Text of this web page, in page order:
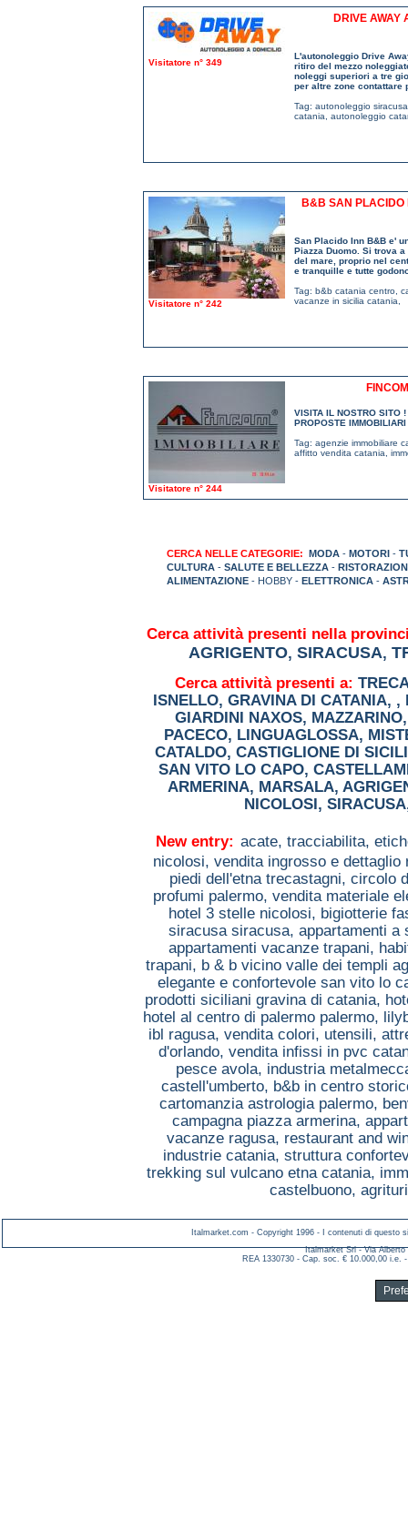
Visitatore n° 349
DRIVE AWAY
L'autonoleggio Drive
ritiro del mezzo
noleggi superiori a tre
per altre zone contattare
Tag: autonoleggio siracusa
catania
autonoleggio
Visitatore n° 242
B&B SAN PLACIDO
San Placido Inn B&B e'
Piazza Duomo. Si trova
del mare, proprio nel
e tranquille e tutte
Tag: b&b catania centro
vacanze in sicilia catania
Visitatore n° 244
VISITA IL NOSTRO SITO
PROPOSTE
Tag: agenzie immobiliare
affitto vendita catania
CERCA NELLE CATEGORIE: MODA - MOTORI -
CULTURA - SALUTE E BELLEZZA -
ALIMENTAZIONE - HOBBY - ELETTRONICA -
Cerca attività presenti nella
AGRIGENTO, SIRACUSA,
Cerca attività presenti a:
ISNELLO, GRAVINA DI CATANIA, ,
GIARDINI NAXOS, MAZZARINO
PACECO, LINGUAGLOSSA,
CATALDO, CASTIGLIONE DI
SAN VITO LO CAPO,
ARMERINA, MARSALA,
NICOLOSI, SIRACUSA
New entry: acate, tracciabilita,
nicolosi, vendita ingrosso e
piedi dell'etna trecastagni, circolo
profumi palermo, vendita materiale
hotel 3 stelle nicolosi, bigiotterie
siracusa siracusa, appartamenti
appartamenti vacanze trapani,
trapani, b & b vicino valle dei templi
elegante e confortevole san vito lo
prodotti siciliani gravina di catania,
hotel al centro di palermo palermo,
ibl ragusa, vendita colori, utensili,
d'orlando, vendita infissi in pvc
pesce avola, industria
castell'umberto, b&b in centro
cartomanzia astrologia palermo,
campagna piazza armerina,
vacanze ragusa, restaurant and
industrie catania, struttura
trekking sul vulcano etna catania,
castelbuono,
Italmarket.com - Copyright 1996 - I contenuti di questo
Italmarket Srl - Via Alberto
REA 1330730 - Cap. soc. € 10.000,00 i.e.